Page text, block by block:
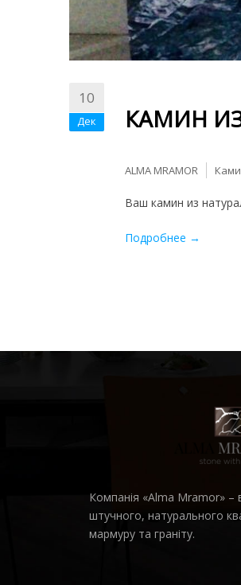
10
Дек КАМИН
ALMA MRAMOR
Ваш камин из
Подробнее →
Компанія «Alma Mramor» –
штучного, натурального
мармуру та граніту.